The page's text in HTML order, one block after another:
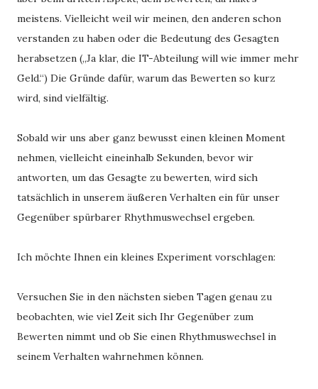
meistens. Vielleicht weil wir meinen, den anderen schon
verstanden zu haben oder die Bedeutung des Gesagten
herabsetzen („Ja klar, die IT-Abteilung will wie immer mehr
Geld.“) Die Gründe dafür, warum das Bewerten so kurz
wird, sind vielfältig.
Sobald wir uns aber ganz bewusst einen kleinen Moment
nehmen, vielleicht eineinhalb Sekunden, bevor wir
antworten, um das Gesagte zu bewerten, wird sich
tatsächlich in unserem äußeren Verhalten ein für unser
Gegenüber spürbarer Rhythmuswechsel ergeben.
Ich möchte Ihnen ein kleines Experiment vorschlagen:
Versuchen Sie in den nächsten sieben Tagen genau zu
beobachten, wie viel Zeit sich Ihr Gegenüber zum
Bewerten nimmt und ob Sie einen Rhythmuswechsel in
seinem Verhalten wahrnehmen können.